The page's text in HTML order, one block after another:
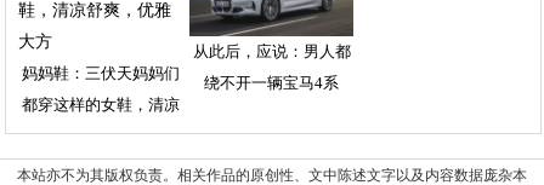
妈妈鞋：三伏天妈妈们
都穿这样的女鞋，清凉
从此后，应说：男人都
绕不开一辆宝马4系
本站亦不为其版权负责。相关作品的原创性、文中陈述文字以及内容数据庞杂本